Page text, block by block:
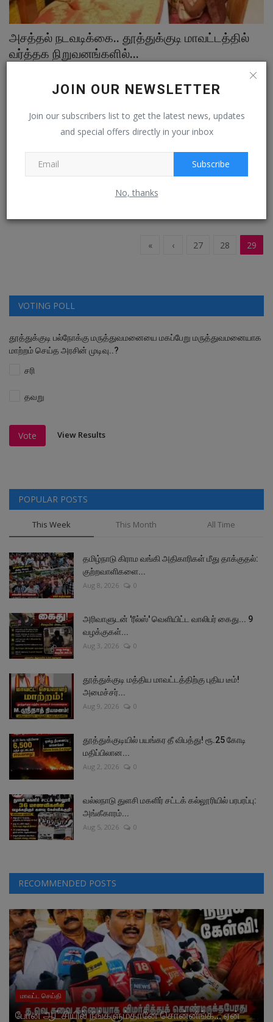
JOIN OUR NEWSLETTER
Join our subscribers list to get the latest news, updates
and special offers directly in your inbox
Subscribe
No, thanks
அசத்தல் நடவடிக்கை.. தூத்துக்குடி மாவட்டத்தில்
வர்த்தக நிறுவனங்களில்...
கடைகள், வர்த்தக நிறுவனங்களில் பணிபுரியும் அனைத்து ஊழியர்களுக்கும்
தெர்மல்நகர் கடற்கரையில் 100 ஆமை முட்டைகள் :
வனத்துறையினர்...
« ‹ 27 28 29
VOTING POLL
தூத்துக்குடி பல்நோக்கு மருத்துவமனையை மகப்பேறு மருத்துவமனையாக
மாற்றம் செய்த அரசின் முடிவு..?
சரி
தவறு
Vote View Results
POPULAR POSTS
This Week This Month All Time
தமிழ்நாடு கிராம வங்கி அதிகாரிகள் மீது தாக்குதல்:
குற்றவாளிகளை...
Aug 8, 2026 0
அரிவாளுடன் 'ரீல்ஸ்' வெளியிட்ட வாலிபர் கைது... 9
வழக்குகள்...
Aug 3, 2026 0
தூத்துக்குடி மத்திய மாவட்டத்திற்கு புதிய டீம்!
அமைச்சர்...
Aug 9, 2026 0
தூத்துக்குடியில் பயங்கர தீ விபத்து! ரூ.25 கோடி
மதிப்பிலான...
Aug 2, 2026 0
வல்லநாடு துளசி மகளிர் சட்டக் கல்லூரியில் பரபரப்பு:
அங்கீகாரம்...
Aug 5, 2026 0
RECOMMENDED POSTS
மாவட்ட செய்தி
போன ஆட்சியில் நீங்களும்தானே சொன்னீங்க… ஏன்